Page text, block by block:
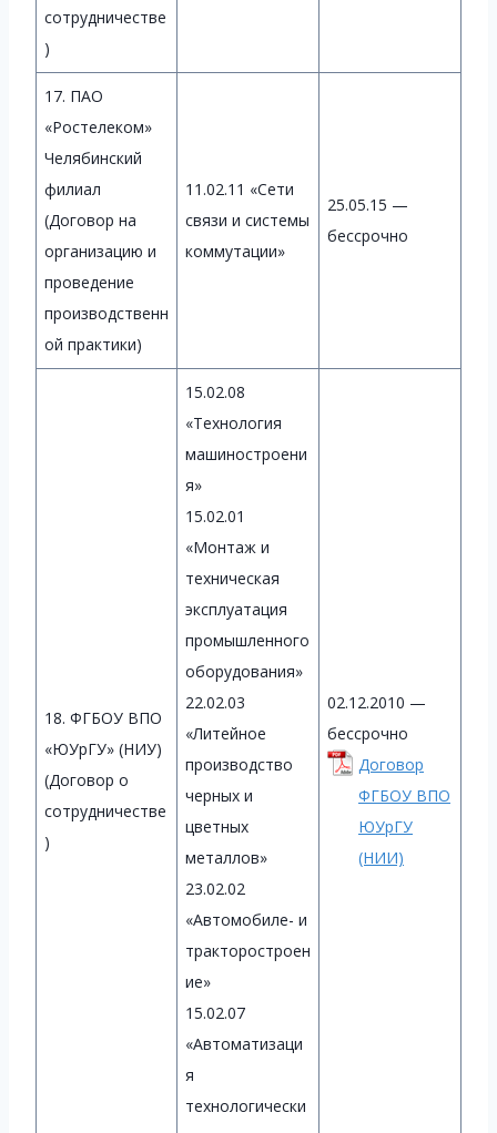
сотрудничестве
)
17. ПАО
«Ростелеком»
Челябинский
филиал
(Договор на
организацию и
проведение
производственн
ой практики)
11.02.11 «Сети
связи и системы
коммутации»
25.05.15 —
бессрочно
18. ФГБОУ ВПО
«ЮУрГУ» (НИУ)
(Договор о
сотрудничестве
)
15.02.08
«Технология
машиностроени
я»
15.02.01
«Монтаж и
техническая
эксплуатация
промышленного
оборудования»
22.02.03
«Литейное
производство
черных и
цветных
металлов»
23.02.02
«Автомобиле- и
тракторостроен
ие»
15.02.07
«Автоматизаци
я
технологически
02.12.2010 —
бессрочно
Договор
ФГБОУ ВПО
ЮУрГУ
(НИИ)